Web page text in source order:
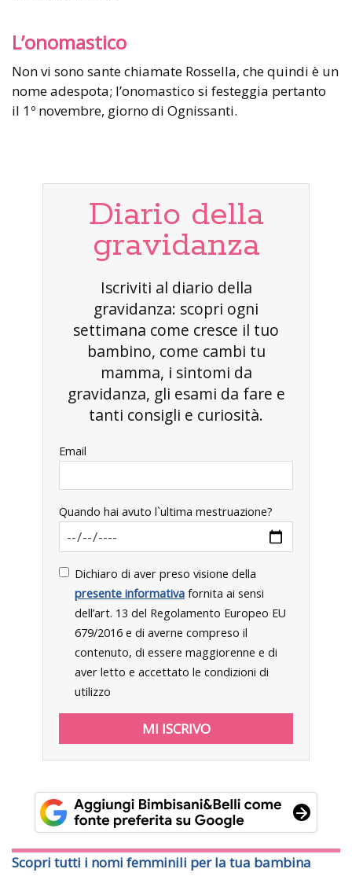
L’onomastico
Non vi sono sante chiamate Rossella, che quindi è un
nome adespota; l’onomastico si festeggia pertanto
il 1º novembre, giorno di Ognissanti.
Diario della
gravidanza
Iscriviti al diario della
gravidanza: scopri ogni
settimana come cresce il tuo
bambino, come cambi tu
mamma, i sintomi da
gravidanza, gli esami da fare e
tanti consigli e curiosità.
Email
Quando hai avuto l`ultima mestruazione?
Dichiaro di aver preso visione della
presente informativa fornita ai sensi
dell’art. 13 del Regolamento Europeo EU
679/2016 e di averne compreso il
contenuto, di essere maggiorenne e di
aver letto e accettato le condizioni di
utilizzo
Scopri tutti i nomi femminili per la tua bambina